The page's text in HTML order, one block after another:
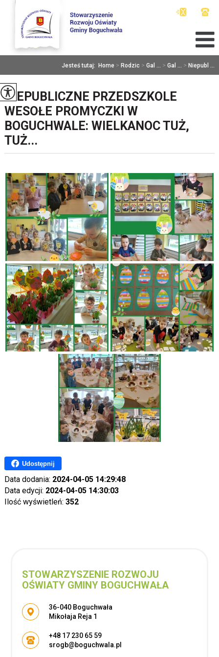
Jesteś tutaj: Home > Rodzic > Gal ... > Gal ... > Niepubl ...
NIEPUBLICZNE PRZEDSZKOLE
WESOŁE PROMYCZKI W
BOGUCHWALE: WIELKANOC TUŻ,
TUŻ...
Udostępnij
Data dodania: 2024-04-05 14:29:48
Data edycji: 2024-04-05 14:30:03
Ilość wyświetleń: 352
STOWARZYSZENIE ROZWOJU
OŚWIATY GMINY BOGUCHWAŁA
Adres pocztowy:
36-040 Boguchwała
Mikołaja Reja 1
+48 17 230 65 59
srogb@boguchwala.pl